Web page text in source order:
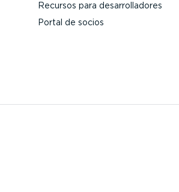
Recursos para desarro­lla­dores
Portal de socios